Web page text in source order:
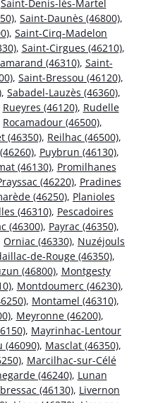
Saint-Denis-lès-Martel
, Saint-Daunès (46800),
, Saint-Cirq-Madelon
, Saint-Cirgues (46210),
(46310), Saint-
, Saint-Bressou (46120),
, Sabadel-Lauzès (46360),
Rueyres (46120), Rudelle
Rocamadour (46500),
(46350), Reilhac (46500),
, Puybrun (46130),
(46130), Promilhanes
(46220), Pradines
(46250), Planioles
(46310), Pescadoires
(46300), Payrac (46350),
Orniac (46330), Nuzéjouls
de-Rouge (46350),
(46800), Montgesty
, Montdoumerc (46230),
, Montamel (46310),
, Meyronne (46200),
, Mayrinhac-Lentour
(46090), Masclat (46350),
, Marcilhac-sur-Célé
(46240), Lunan
(46130), Livernon